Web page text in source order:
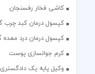
کاشی فخار رفسنجان
کپسول درمان کبد چرب
کپسول درمان درد معده
کرم جوانسازی پوست
وکیل پایه یک دادگستری